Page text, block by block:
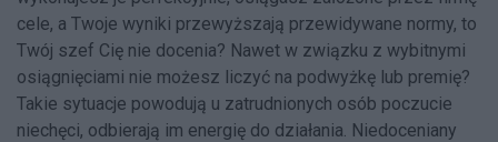
cele, a Twoje wyniki przewyższają przewidywane normy, to
Twój szef Cię nie docenia? Nawet w związku z wybitnymi
osiągnięciami nie możesz liczyć na podwyżkę lub premię?
Takie sytuacje powodują u zatrudnionych osób poczucie
niechęci, odbierają im energię do działania. Niedoceniany